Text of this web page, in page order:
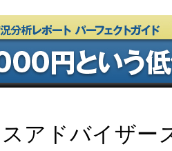
アドバイザー